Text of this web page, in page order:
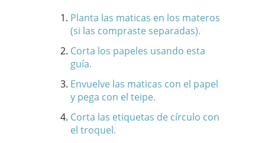
Planta las maticas en los materos
(si las compraste separadas).
Corta los papeles usando esta
guía.
Envuelve las maticas con el papel
y pega con el teipe.
Corta las etiquetas de círculo con
el troquel.